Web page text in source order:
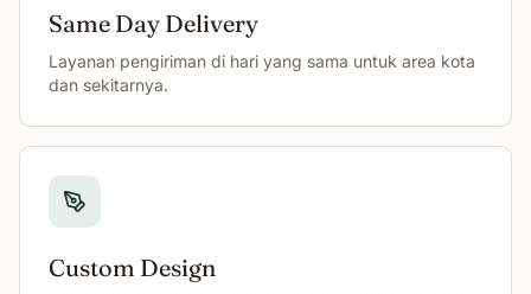
Same Day Delivery
Layanan pengiriman di hari yang sama untuk area kota
dan sekitarnya.
Custom Design